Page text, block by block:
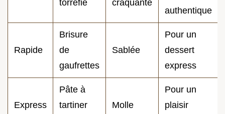
torréfié
craquante
authentique
Rapide
Brisure
de
gaufrettes
Sablée
Pour un
dessert
express
Express
Pâte à
tartiner
Molle
Pour un
plaisir